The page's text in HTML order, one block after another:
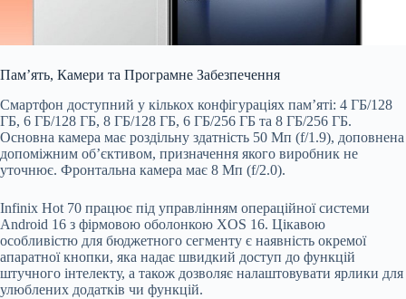
Пам’ять, Камери та Програмне Забезпечення
Смартфон доступний у кількох конфігураціях пам’яті: 4 ГБ/128
ГБ, 6 ГБ/128 ГБ, 8 ГБ/128 ГБ, 6 ГБ/256 ГБ та 8 ГБ/256 ГБ.
Основна камера має роздільну здатність 50 Мп (f/1.9), доповнена
допоміжним об’єктивом, призначення якого виробник не
уточнює. Фронтальна камера має 8 Мп (f/2.0).
Infinix Hot 70 працює під управлінням операційної системи
Android 16 з фірмовою оболонкою XOS 16. Цікавою
особливістю для бюджетного сегменту є наявність окремої
апаратної кнопки, яка надає швидкий доступ до функцій
штучного інтелекту, а також дозволяє налаштовувати ярлики для
улюблених додатків чи функцій.